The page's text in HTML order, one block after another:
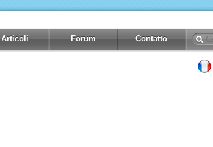
Articoli Forum Contatto